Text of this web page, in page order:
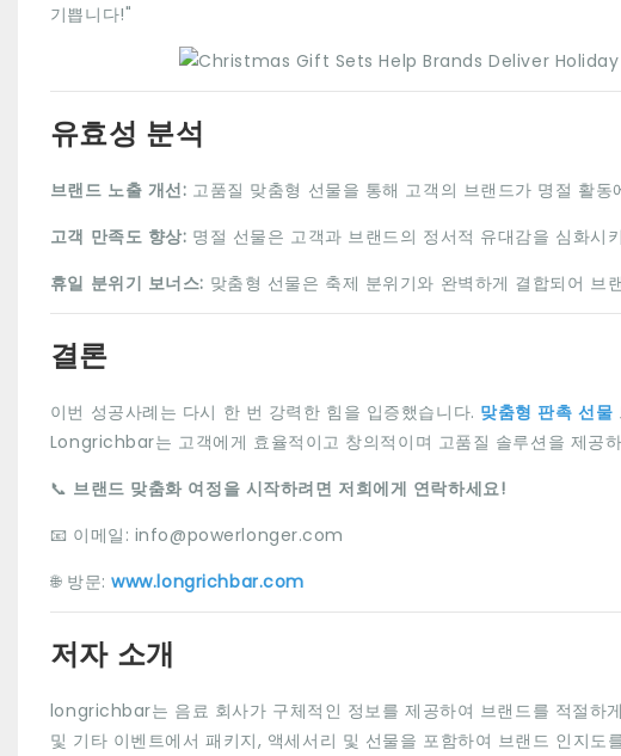
기쁩니다!"
유효성 분석
브랜드 노출 개선: 고품질 맞춤형 선물을 통해 고객의 브랜드가 명절 활동
고객 만족도 향상: 명절 선물은 고객과 브랜드의 정서적 유대감을 심화시
휴일 분위기 보너스: 맞춤형 선물은 축제 분위기와 완벽하게 결합되어 브
결론
이번 성공사례는 다시 한 번 강력한 힘을 입증했습니다. 맞춤형 판촉 선물
Longrichbar는 고객에게 효율적이고 창의적이며 고품질 솔루션을 제공
📞 브랜드 맞춤화 여정을 시작하려면 저희에게 연락하세요!
📧 이메일: info@powerlonger.com
🌐 방문:www.longrichbar.com
저자 소개
longrichbar는 음료 회사가 구체적인 정보를 제공하여 브랜드를 적절하
및 기타 이벤트에서 패키지, 액세서리 및 선물을 포함하여 브랜드 인지